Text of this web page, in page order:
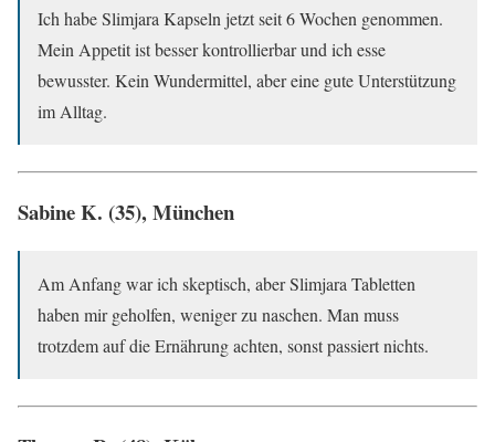
Ich habe Slimjara Kapseln jetzt seit 6 Wochen genommen.
Mein Appetit ist besser kontrollierbar und ich esse
bewusster. Kein Wundermittel, aber eine gute Unterstützung
im Alltag.
Sabine K. (35), München
Am Anfang war ich skeptisch, aber Slimjara Tabletten
haben mir geholfen, weniger zu naschen. Man muss
trotzdem auf die Ernährung achten, sonst passiert nichts.